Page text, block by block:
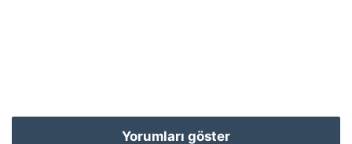
Yorumları göster